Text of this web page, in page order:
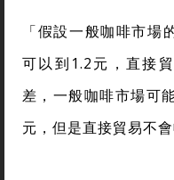
「假設一般咖啡市
可以到1.2元，直接
差，一般咖啡市場可
元，但是直接貿易不會